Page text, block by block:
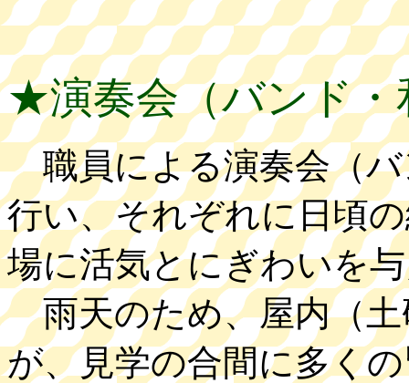
★演奏会（バンド・
職員による演奏会（バ
行い、それぞれに日頃
場に活気とにぎわいを
雨天のため、屋内（土
が、見学の合間に多く